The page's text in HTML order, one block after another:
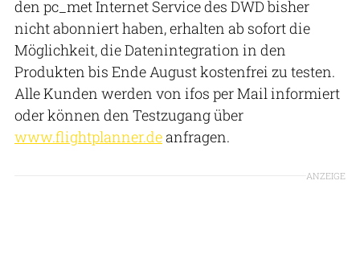
den pc_met Internet Service des DWD bisher
nicht abonniert haben, erhalten ab sofort die
Möglichkeit, die Datenintegration in den
Produkten bis Ende August kostenfrei zu testen.
Alle Kunden werden von ifos per Mail informiert
oder können den Testzugang über
www.flightplanner.deanfragen.
ANZEIGE